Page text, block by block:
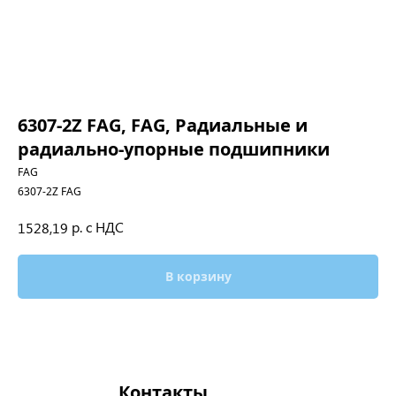
6307-2Z FAG, FAG, Радиальные и
радиально-упорные подшипники
FAG
6307-2Z FAG
1528,19 р. с НДС
В корзину